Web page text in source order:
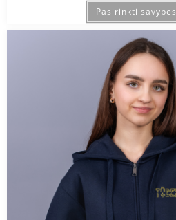
Pasirinkti savybes